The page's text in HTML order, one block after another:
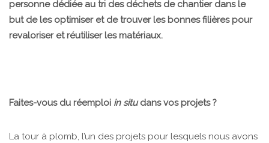
personne dédiée au tri des déchets de chantier dans le
but de les optimiser et de trouver les bonnes filières pour
revaloriser et réutiliser les matériaux.
Faites-vous du réemploi in situdans vos projets ?
La tour à plomb, l’un des projets pour lesquels nous avons